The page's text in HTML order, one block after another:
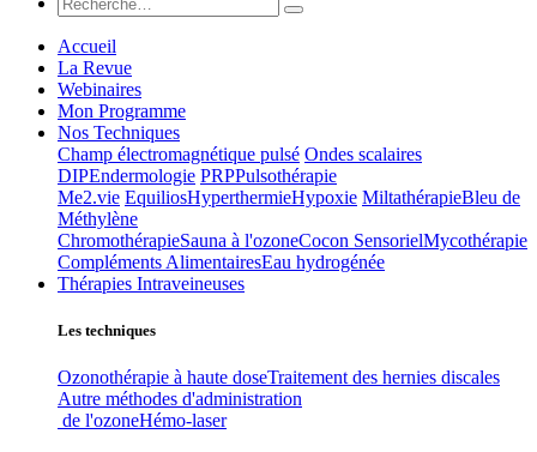
Accueil
La Revue
Webinaires
Mon Programme
Nos Techniques
Champ électromagnétique pulsé Ondes scalaires
DIPEndermologie PRPPulsothérapie
Me2.vie EquiliosHyperthermieHypoxie MiltathérapieBleu de
Méthylène
ChromothérapieSauna à l'ozoneCocon SensorielMycothérapie
Compléments AlimentairesEau hydrogénée
Thérapies Intraveineuses
Les techniques
Ozonothérapie à haute doseTraitement des hernies discales
Autre méthodes d'administration
de l'ozoneHémo-laser